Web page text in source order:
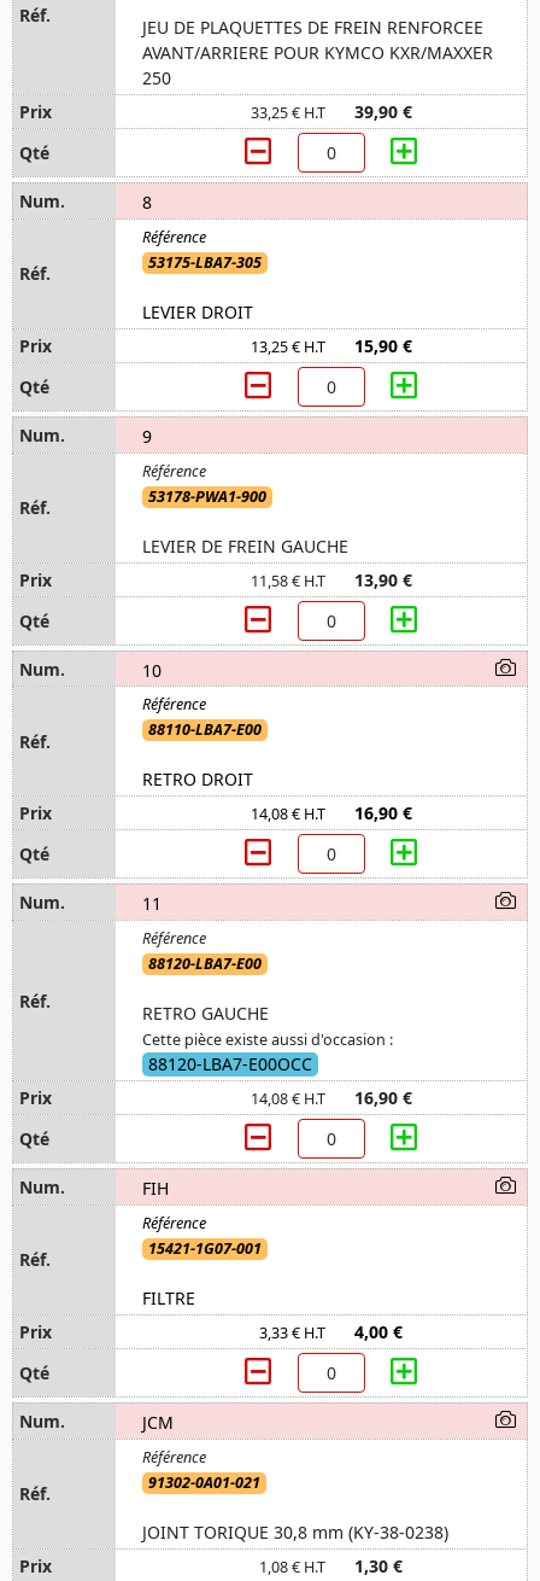
JEU DE PLAQUETTES DE FREIN RENFORCEE
AVANT/ARRIERE POUR KYMCO KXR/MAXXER
250
33,25 € H.T 39,90 €
8
53175-LBA7-305
LEVIER DROIT
13,25 € H.T 15,90 €
9
53178-PWA1-900
LEVIER DE FREIN GAUCHE
11,58 € H.T 13,90 €
10
88110-LBA7-E00
RETRO DROIT
14,08 € H.T 16,90 €
11
88120-LBA7-E00
RETRO GAUCHE
Cette pièce existe aussi d'occasion :
88120-LBA7-E00OCC
14,08 € H.T 16,90 €
FIH
15421-1G07-001
FILTRE
3,33 € H.T 4,00 €
JCM
91302-0A01-021
JOINT TORIQUE 30,8 mm (KY-38-0238)
1,08 € H.T 1,30 €